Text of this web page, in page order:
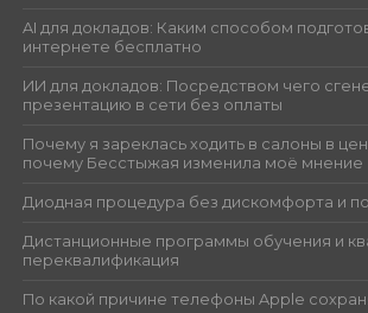
AI для докладов: Каким способом
интернете бесплатно
ИИ для докладов: Посредством чего
презентацию в сети без оплаты
Почему я зареклась ходить в салоны в
почему Бесстыжая изменила моё мнение
Диодная процедура без дискомфорта и
Дистанционные программы обучения и
переквалификация
По какой причине телефоны Apple